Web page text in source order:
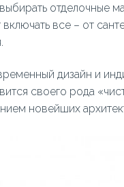
отделочные
все – от
дизайн и
своего рода
новейших